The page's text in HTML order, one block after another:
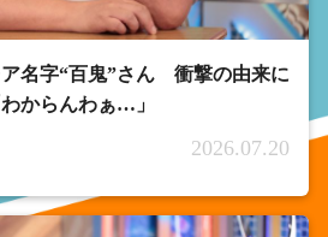
名字“百鬼”さん 衝撃の由来に
からんわぁ…」
2026.07.20